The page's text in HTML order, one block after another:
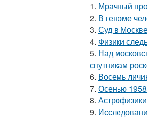
1. Мрачный
2. В геноме
3. Суд в
4. Физики
5. Над
спутникам
6. Восемь
7. Осенью 1958
8.
9.